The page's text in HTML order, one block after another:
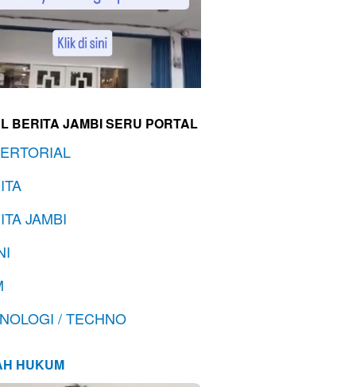
BERITA JAMBI SERU PORTAL
JAMBI
/ TECHNO
HUKUM